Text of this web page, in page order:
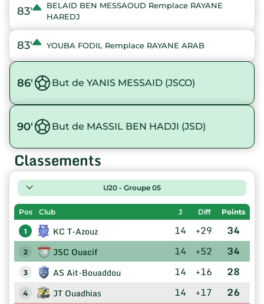
83'
BELAID BEN MESSAOUD Remplace RAYANE
HAREDJ
83' YOUBA FODIL Remplace RAYANE ARAB
86' But de YANIS MESSAID (JSCO)
90' But de MASSIL BEN HADJI (JSD)
Classements
U20 - Groupe 05
Pos Club J Diff Points
1 KC T-Azouz 14 +29 34
2 JSC Ouacif 14 +52 34
3 AS Ait-Bouaddou 14 +16 28
4 JT Ouadhias 14 +17 26